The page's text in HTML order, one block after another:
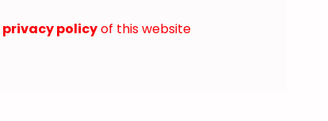
privacy policyof this website